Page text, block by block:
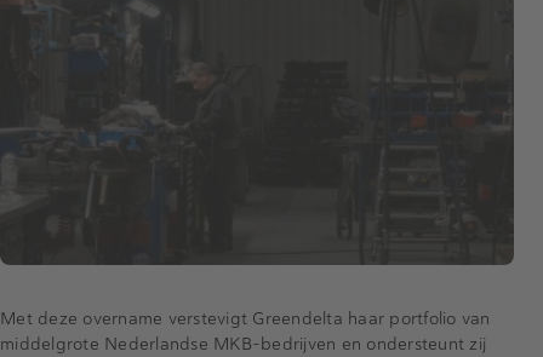
Met deze overname verstevigt Greendelta haar portfolio van
middelgrote Nederlandse MKB-bedrijven en ondersteunt zij